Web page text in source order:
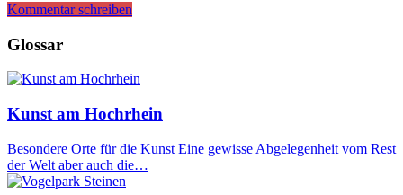
Kommentar schreiben
Glossar
Kunst am Hochrhein
Besondere Orte für die Kunst Eine gewisse Abgelegenheit vom Rest
der Welt aber auch die…